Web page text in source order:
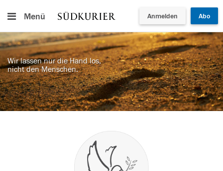
Menü Anmelden Abo
Wir lassen nur die Hand los,
nicht den Menschen.